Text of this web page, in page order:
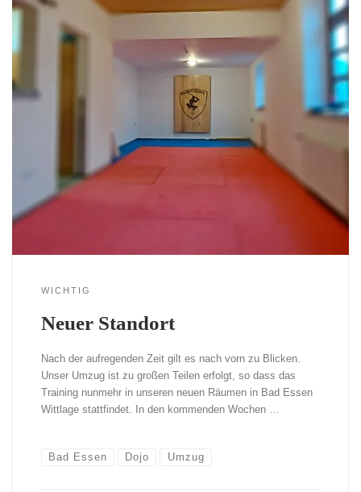
WICHTIG
Neuer Standort
Nach der aufregenden Zeit gilt es nach vorn zu Blicken.
Unser Umzug ist zu großen Teilen erfolgt, so dass das
Training nunmehr in unseren neuen Räumen in Bad Essen
Wittlage stattfindet. In den kommenden Wochen …
Bad Essen Dojo Umzug